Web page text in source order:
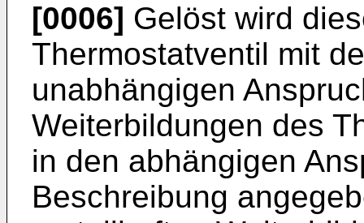
[0006] Gelöst wird
Thermostatventil mit
unabhängigen
Weiterbildungen des
in den abhängigen
Beschreibung